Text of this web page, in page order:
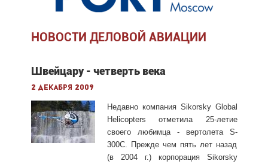
НОВОСТИ ДЕЛОВОЙ АВИАЦИИ
Швейцару - четверть века
2 декабря 2009
Недавно компания Sikorsky Global
Helicopters отметила 25-летие
своего любимца - вертолета S-
300С. Прежде чем пять лет назад
(в 2004 г.) корпорация Sikorsky